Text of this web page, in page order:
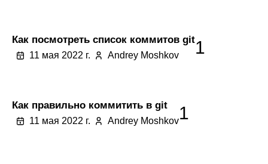
Как посмотреть список коммитов git
11 мая 2022 г. Andrey Moshkov 1
Как правильно коммитить в git
11 мая 2022 г. Andrey Moshkov1